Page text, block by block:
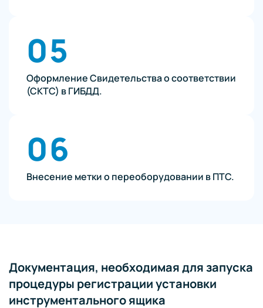
05
Оформление Свидетельства о соответствии
(СКТС) в ГИБДД.
06
Внесение метки о переоборудовании в ПТС.
Документация, необходимая для запуска
процедуры регистрации установки
инструментального ящика